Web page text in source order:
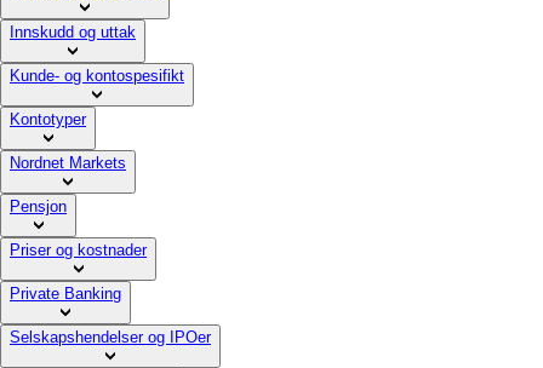
Innskudd og uttak
Kunde- og kontospesifikt
Kontotyper
Nordnet Markets
Pensjon
Priser og kostnader
Private Banking
Selskapshendelser og IPOer